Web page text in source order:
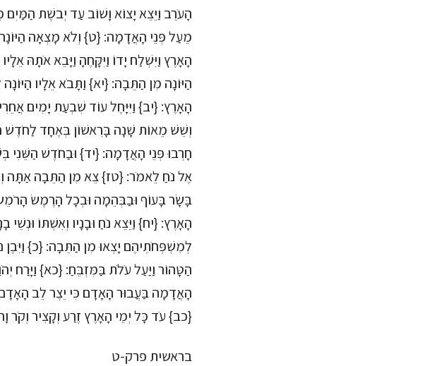
הָעֹרֵב וַיֵּצֵא יָצוֹא וָשׁוֹב עַד יְבשֶׁת
מֵעַל פְּנֵי הָאֲדָמָה: {ט} וְלֹא מָצְאָה
הָאָרֶץ וַיִּשְׁלַח יָדוֹ וַיִּקָּחֶהָ וַיָּבֵא אֹתָהּ
הַיּוֹנָה מִן הַתֵּבָה: {יא} וַתָּבֹא אֵלָיו
הָאָרֶץ: {יב} וַיִּיָּחֶל עוֹד שִׁבְעַת יָמִים
וְשֵׁשׁ מֵאוֹת שָׁנָה בָּרִאשׁוֹן בְּאֶחָד לַחֹדֶשׁ
חָרְבוּ פְּנֵי הָאֲדָמָה: {יד} וּבַחֹדֶשׁ הַשֵּׁנִי
אֶל נֹחַ לֵאמֹר: {טז} צֵא מִן הַתֵּבָה אַתָּה
בָּשָׂר בָּעוֹף וּבַבְּהֵמָה וּבְכָל הָרֶמֶשׂ הָרֹמֵשׂ
הָאָרֶץ: {יח} וַיֵּצֵא נֹחַ וּבָנָיו וְאִשְׁתּוֹ
לְמִשְׁפְּחֹתֵיהֶם יָצְאוּ מִן הַתֵּבָה: {כ}
הַטָּהוֹר וַיַּעַל עֹלֹת בַּמִּזְבֵּחַ: {כא} וַיָּרַח
הָאֲדָמָה בַּעֲבוּר הָאָדָם כִּי יֵצֶר לֵב
{כב} עֹד כָּל יְמֵי הָאָרֶץ זֶרַע וְקָצִיר וְקֹר
בראשית פרק-ט